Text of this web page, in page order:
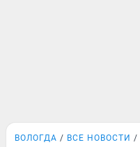
ВОЛОГДА ВСЕ НОВОСТИ